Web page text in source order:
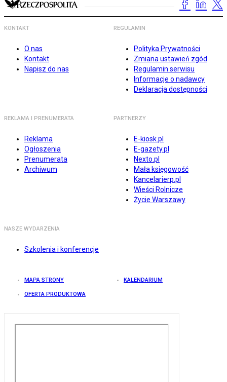
KONTAKT
O nas
Kontakt
Napisz do nas
REGULAMIN
Polityka Prywatności
Zmiana ustawień zgód
Regulamin serwisu
Informacje o nadawcy
Deklaracja dostępności
REKLAMA I PRENUMERATA
Reklama
Ogłoszenia
Prenumerata
Archiwum
PARTNERZY
E-kiosk.pl
E-gazety.pl
Nexto.pl
Mała księgowość
Kancelarierp.pl
Wieści Rolnicze
Życie Warszawy
NASZE WYDARZENIA
Szkolenia i konferencje
MAPA STRONY KALENDARIUM
OFERTA PRODUKTOWA